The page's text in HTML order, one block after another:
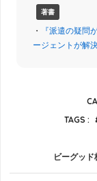
著書
・ 『派遣の疑問
ージェントが解
TAGS :
ビーグッド